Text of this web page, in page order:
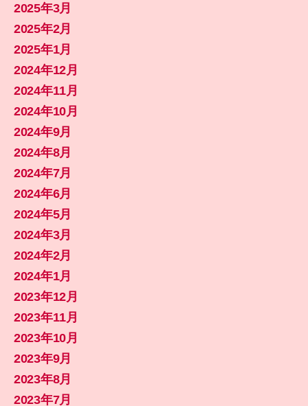
2025年3月
2025年2月
2025年1月
2024年12月
2024年11月
2024年10月
2024年9月
2024年8月
2024年7月
2024年6月
2024年5月
2024年3月
2024年2月
2024年1月
2023年12月
2023年11月
2023年10月
2023年9月
2023年8月
2023年7月